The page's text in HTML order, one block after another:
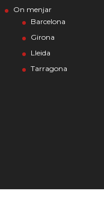
On menjar
Barcelona
Girona
Lleida
Tarragona